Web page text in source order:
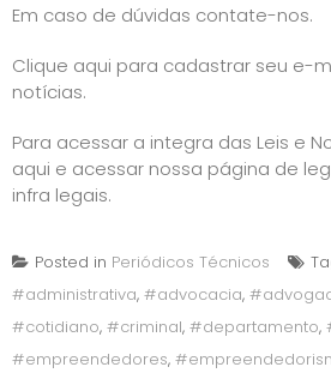
Em caso de dúvidas contate-nos.
Clique aqui para cadastrar seu e-
notícias.
Para acessar a integra das Leis e
aqui e acessar nossa página de
infra legais.
Posted in Periódicos Técnicos
#administrativa, #advocacia,
#cotidiano, #criminal, #departamento,
#empreendedores,